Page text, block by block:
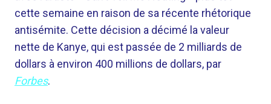
cette semaine en raison de sa récente rhétorique
antisémite. Cette décision a décimé la valeur
nette de Kanye, qui est passée de 2 milliards de
dollars à environ 400 millions de dollars, par
Forbes.